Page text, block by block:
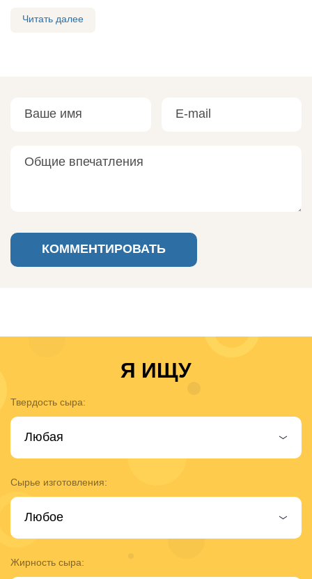
Читать далее
КОММЕНТИРОВАТЬ
Я ИЩУ
Твердость сыра:
Сырье изготовления:
Жирность сыра: